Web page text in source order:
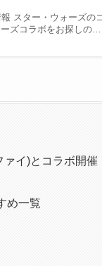
スター・ウォーズの
ズコラボをお探しの…
イ)とコラボ開催
め一覧